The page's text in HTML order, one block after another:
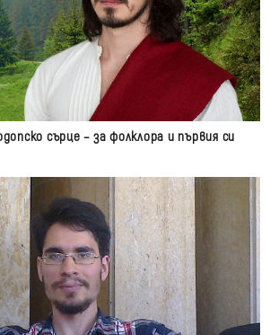
сърце – за фолклора и първия си